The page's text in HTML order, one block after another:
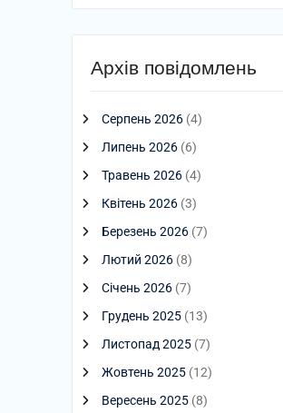
Архів повідомлень
Серпень 2026 (4)
Липень 2026 (6)
Травень 2026 (4)
Квітень 2026 (3)
Березень 2026 (7)
Лютий 2026 (8)
Січень 2026 (7)
Грудень 2025 (13)
Листопад 2025 (7)
Жовтень 2025 (12)
Вересень 2025 (8)